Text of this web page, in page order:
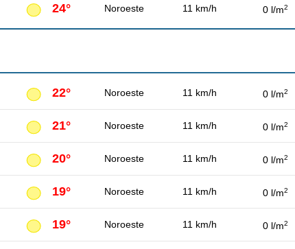
24° Noroeste 11 km/h 0 l/m2
22° Noroeste 11 km/h 0 l/m2
21° Noroeste 11 km/h 0 l/m2
20° Noroeste 11 km/h 0 l/m2
19° Noroeste 11 km/h 0 l/m2
19° Noroeste 11 km/h 0 l/m2